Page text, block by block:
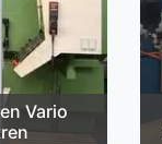
Vario